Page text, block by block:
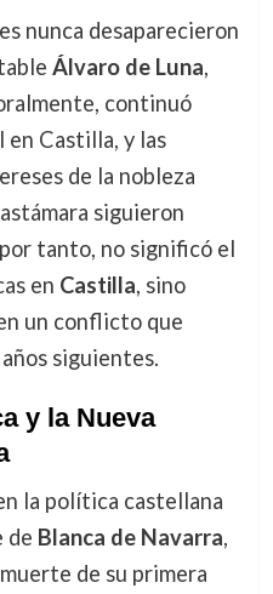
nunca desaparecieron
Álvaro de Luna,
continuó
Castilla, y las
de la nobleza
siguieron
tanto, no significó el
en Castilla, sino
un conflicto que
siguientes.
y la Nueva
la política castellana
de Blanca de Navarra,
de su primera